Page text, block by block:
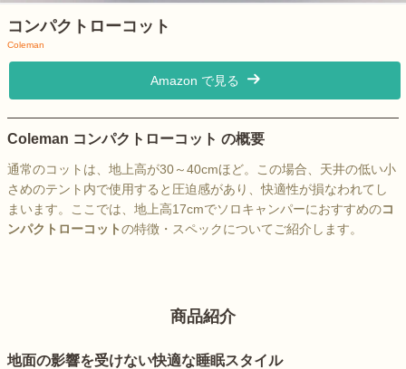
コンパクトローコット
Coleman
Amazon で見る
Coleman コンパクトローコット の概要
通常のコットは、地上高が30～40cmほど。この場合、天井の低い小
さめのテント内で使用すると圧迫感があり、快適性が損なわれてし
まいます。ここでは、地上高17cmでソロキャンパーにおすすめのコ
ンパクトローコットの特徴・スペックについてご紹介します。
商品紹介
地面の影響を受けない快適な睡眠スタイル